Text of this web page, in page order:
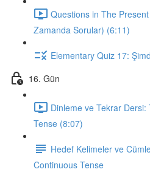
Questions in The
Zamanda Sorular) (6:11)
Elementary Quiz 17:
16. Gün
Dinleme ve Tekrar
Tense (8:07)
Hedef Kelimeler ve
Continuous Tense